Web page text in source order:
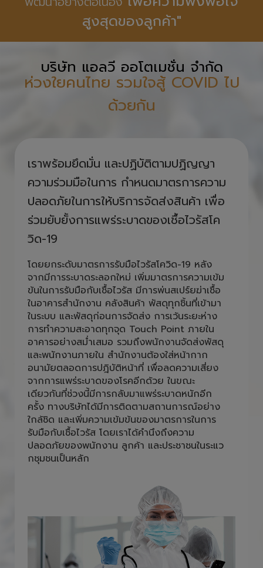
บริการที่ดีที่สุดสำหรับลูกค้า ด้วยความรวดเร็วและ
พัฒนาอย่างต่อเนื่อง
เพื่อความพึงพอใจ
สูงสุดของลูกค้า"
บริษัท แอลวี ออโตเมชั่น จำกัด
ห่วงใยคนไทย รวมใจสู้ COVID ไป
เราพร้อมยึดมั่น และปฏิบัติตามปฏิญญา
ความร่วมมือในการ กำหนดมาตรการความ
ปลอดภัยในการให้บริการจัดส่งสินค้า เพื่อ
วิด-19
โดยยกระดับมาตรการรับมือไวรัสโควิด-19 หลัง
จากมีการระบาดระลอกใหม่ เพิ่มมาตรการความเข้ม
ข้นในการรับมือกับเชื้อไวรัส มีการพ่นสเปร์ยฆ่าเชื้อ
ในอาคารสำนักงาน คลังสินค้า พัสดุทุกชิ้นที่เข้ามา
ในระบบ และพัสดุก่อนการจัดส่ง การเว้นระยะห่าง
การทำความสะอาดทุกจุด Touch Point ภายใน
อาคารอย่างสม่ำเสมอ รวมถึงพนักงานจัดส่งพัสดุ
และพนักงานภายใน สำนักงานต้องใส่หน้ากาก
อนามัยตลอดการปฎิบัติหน้าที่ เพื่อลดความเสี่ยง
จากการแพร่ระบาดของโรคอีกด้วย ในขณะ
เดียวกันที่ช่วงนี้มีการกลับมาแพร่ระบาดหนักอีก
ครั้ง ทางบริษัทได้มีการติดตามสถานการณ์อย่าง
ใกล้ชิด และเพิ่มความเข้มข้นของมาตรการในการ
รับมือกับเชื้อไวรัส โดยเราได้คำนึงถึงความ